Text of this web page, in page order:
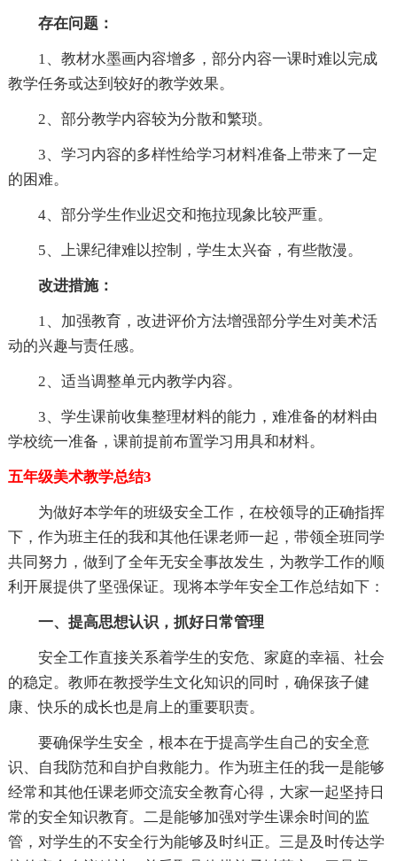
存在问题：
1、教材水墨画内容增多，部分内容一课时难以完成
教学任务或达到较好的教学效果。
2、部分教学内容较为分散和繁琐。
3、学习内容的多样性给学习材料准备上带来了一定
的困难。
4、部分学生作业迟交和拖拉现象比较严重。
5、上课纪律难以控制，学生太兴奋，有些散漫。
改进措施：
1、加强教育，改进评价方法增强部分学生对美术活
动的兴趣与责任感。
2、适当调整单元内教学内容。
3、学生课前收集整理材料的能力，难准备的材料由
学校统一准备，课前提前布置学习用具和材料。
五年级美术教学总结3
为做好本学年的班级安全工作，在校领导的正确指挥
下，作为班主任的我和其他任课老师一起，带领全班同学
共同努力，做到了全年无安全事故发生，为教学工作的顺
利开展提供了坚强保证。现将本学年安全工作总结如下：
一、提高思想认识，抓好日常管理
安全工作直接关系着学生的安危、家庭的幸福、社会
的稳定。教师在教授学生文化知识的同时，确保孩子健
康、快乐的成长也是肩上的重要职责。
要确保学生安全，根本在于提高学生自己的安全意
识、自我防范和自护自救能力。作为班主任的我一是能够
经常和其他任课老师交流安全教育心得，大家一起坚持日
常的安全知识教育。二是能够加强对学生课余时间的监
管，对学生的不安全行为能够及时纠正。三是及时传达学